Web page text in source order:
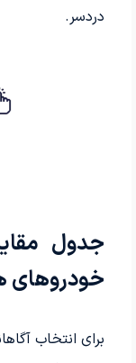
دردسر.
جدول
خودروهای
برای انتخاب